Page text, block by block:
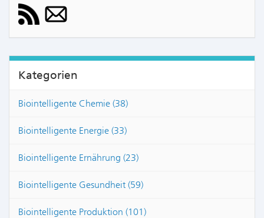
Kategorien
Biointelligente Chemie (38)
Biointelligente Energie (33)
Biointelligente Ernährung (23)
Biointelligente Gesundheit (59)
Biointelligente Produktion (101)